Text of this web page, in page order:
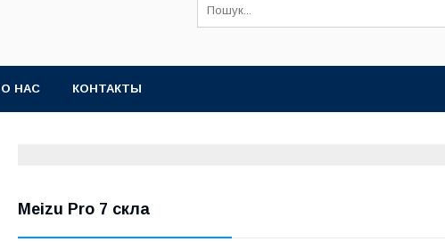
О НАС КОНТАКТЫ
Meizu Pro 7 скла